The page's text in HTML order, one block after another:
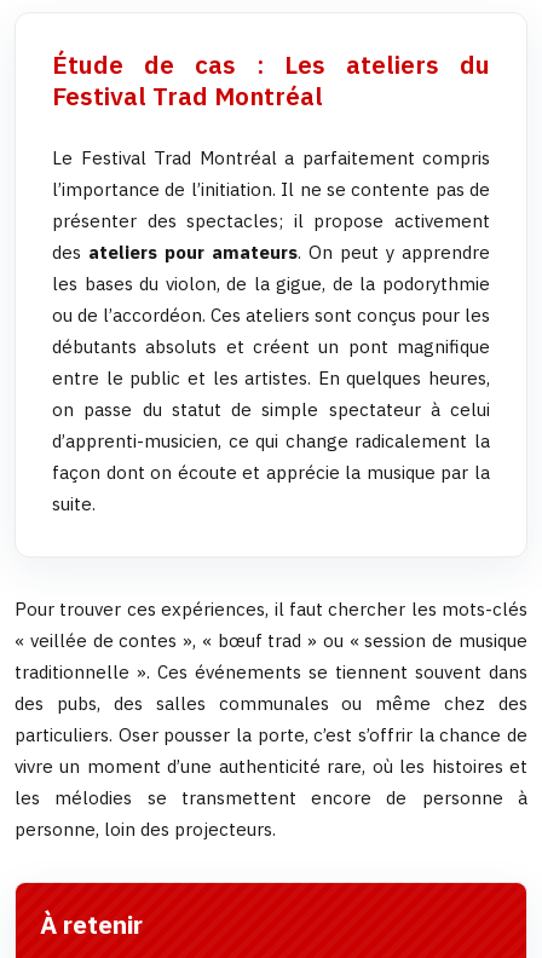
Étude de cas : Les ateliers du
Festival Trad Montréal
Le Festival Trad Montréal a parfaitement compris
l’importance de l’initiation. Il ne se contente pas de
présenter des spectacles; il propose activement
des ateliers pour amateurs. On peut y apprendre
les bases du violon, de la gigue, de la podorythmie
ou de l’accordéon. Ces ateliers sont conçus pour les
débutants absoluts et créent un pont magnifique
entre le public et les artistes. En quelques heures,
on passe du statut de simple spectateur à celui
d’apprenti-musicien, ce qui change radicalement la
façon dont on écoute et apprécie la musique par la
suite.
Pour trouver ces expériences, il faut chercher les mots-clés
« veillée de contes », « bœuf trad » ou « session de musique
traditionnelle ». Ces événements se tiennent souvent dans
des pubs, des salles communales ou même chez des
particuliers. Oser pousser la porte, c’est s’offrir la chance de
vivre un moment d’une authenticité rare, où les histoires et
les mélodies se transmettent encore de personne à
personne, loin des projecteurs.
À retenir